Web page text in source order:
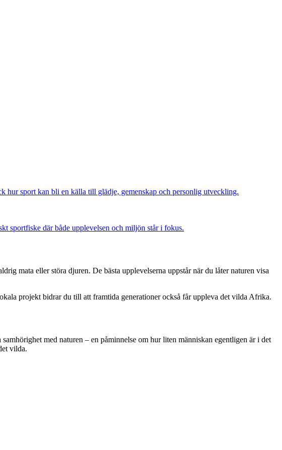
hur sport kan bli en källa till glädje, gemenskap och personlig utveckling.
sportfiske där både upplevelsen och miljön står i fokus.
mata eller störa djuren. De bästa upplevelserna uppstår när du låter naturen visa
projekt bidrar du till att framtida generationer också får uppleva det vilda Afrika.
med naturen – en påminnelse om hur liten människan egentligen är i det
vilda.